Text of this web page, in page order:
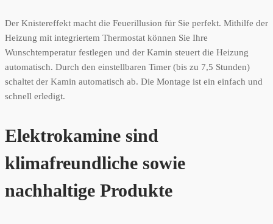
Der Knistereffekt macht die Feuerillusion für Sie perfekt. Mithilfe der
Heizung mit integriertem Thermostat können Sie Ihre
Wunschtemperatur festlegen und der Kamin steuert die Heizung
automatisch. Durch den einstellbaren Timer (bis zu 7,5 Stunden)
schaltet der Kamin automatisch ab. Die Montage ist ein einfach und
schnell erledigt.
Elektrokamine sind
klimafreundliche sowie
nachhaltige Produkte